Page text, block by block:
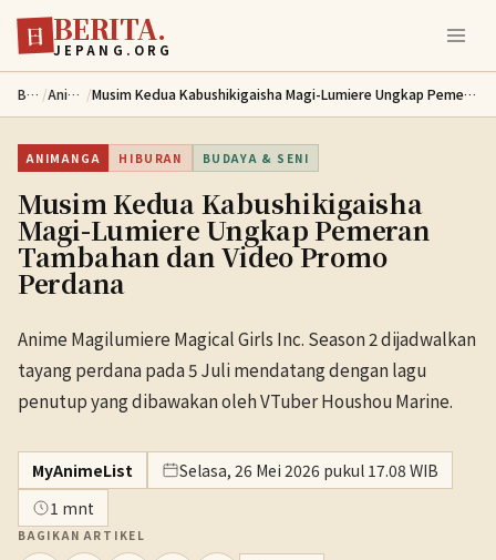
Lewati ke konten utama
日 BERITA.
JEPANG.ORG
Berita / Animanga / Musim Kedua Kabushikigaisha Magi-Lumiere Ungkap Pemeran Tambahan dan Video Promo Perdana
ANIMANGA HIBURAN BUDAYA & SENI
Musim Kedua Kabushikigaisha
Magi-Lumiere Ungkap Pemeran
Tambahan dan Video Promo
Perdana
Anime Magilumiere Magical Girls Inc. Season 2 dijadwalkan
tayang perdana pada 5 Juli mendatang dengan lagu
penutup yang dibawakan oleh VTuber Houshou Marine.
MyAnimeList
Selasa, 26 Mei 2026 pukul 17.08 WIB
1 mnt
BAGIKAN ARTIKEL